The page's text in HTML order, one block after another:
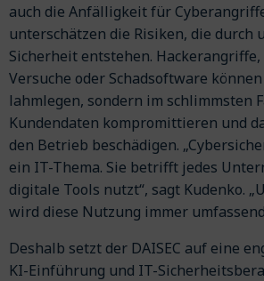
auch die Anfälligkeit für
unterschätzen die Risiken, die durch
Sicherheit entstehen.
Versuche oder Schadsoftware
lahmlegen, sondern im schlimmsten
Kundendaten kompromittieren und
den Betrieb beschädigen.
ein IT-Thema. Sie betrifft jedes
digitale Tools nutzt“, sagt Kudenko.
wird diese Nutzung immer
Deshalb setzt der DAISEC auf eine
KI-Einführung und IT-